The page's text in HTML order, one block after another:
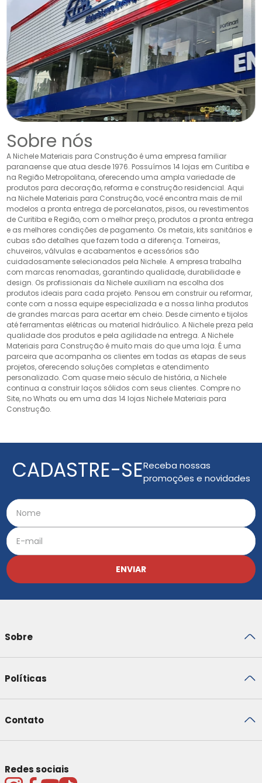
Sobre nós
A Nichele Materiais para Construção é uma empresa familiar
paranaense que atua desde 1976. Possuímos 14 lojas em Curitiba e
na Região Metropolitana, oferecendo uma ampla variedade de
produtos para decoração, reforma e construção residencial. Aqui
na Nichele Materiais para Construção, você encontra mais de mil
modelos a pronta entrega de porcelanatos, pisos, ou revestimentos
de Curitiba e Região, com o melhor preço, produtos a pronta entrega
e as melhores condições de pagamento. Os metais, kits sanitários e
cubas são detalhes que fazem toda a diferença. Torneiras,
chuveiros, válvulas e acabamentos e acessórios são
cuidadosamente selecionados pela Nichele. A empresa trabalha
com marcas renomadas, garantindo qualidade, durabilidade e
design. Os profissionais da Nichele auxiliam na escolha dos
produtos ideais para cada projeto. Pensou em construir ou reformar,
conte com a nossa equipe especializada e a nossa linha produtos
de grandes marcas para acertar em cheio. Desde cimento e tijolos
até ferramentas elétricas ou material hidráulico. A Nichele preza pela
qualidade dos produtos e pela agilidade na entrega. A Nichele
Materiais para Construção é muito mais do que uma loja. É uma
parceira que acompanha os clientes em todas as etapas de seus
projetos, oferecendo soluções completas e atendimento
personalizado. Com quase meio século de história, a Nichele
continua a construir laços sólidos com seus clientes. Compre no
Site, no Whats ou em uma das 14 lojas Nichele Materiais para
Construção.
CADASTRE-SEReceba nossas
promoções e novidades
ENVIAR
Sobre
Políticas
Contato
Redes sociais